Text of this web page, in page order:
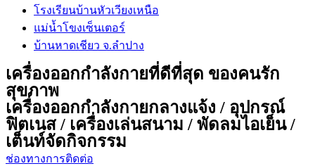
โรงเรียนบ้านหัวเวียงเหนือ
แม่น้ำโขงเซ็นเตอร์
บ้านหาดเชียว จ.ลำปาง
เครื่องออกกำลังกายที่ดีที่สุด ของคนรัก
สุขภาพ
เครื่องออกกำลังกายกลางแจ้ง / อุปกรณ์
ฟิตเนส / เครื่องเล่นสนาม / พัดลมไอเย็น /
เต็นท์จัดกิจกรรม
ช่องทางการติดต่อ